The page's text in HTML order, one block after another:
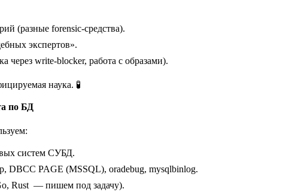
(разные forensic-средства).
экспертов».
write-blocker, работа с образами).
наука. 🧪
по БД
систем СУБД.
DBCC PAGE (MSSQL), oradebug, mysqlbinlog.
Rust — пишем под задачу).